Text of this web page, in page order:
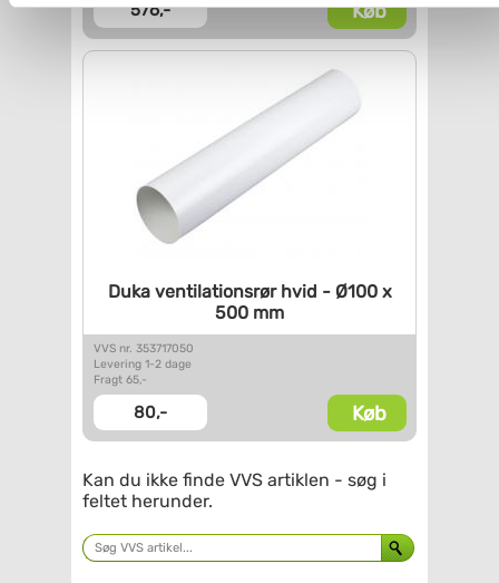
Du kan se mere om, hvordan vi behandler dine
personoplysninger, ved at klikkeher.
576,- Køb
Duka ventilationsrør hvid -Ø100 x
500 mm
VVS nr. 353717050
Levering 1-2 dage
Fragt 65,-
80,- Køb
Kan du ikke finde VVS artiklen - søg i
feltet herunder.